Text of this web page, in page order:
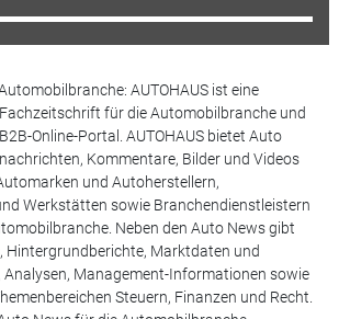
AUTOHAUS ist eine
für die Automobilbranche und
Online-Portal. AUTOHAUS bietet Auto
Kommentare, Bilder und Videos
und Autoherstellern,
Werkstätten sowie Branchendienstleistern
Neben den Auto News gibt
Hintergrundberichte, Marktdaten und
Analysen, Management-Informationen sowie
Steuern, Finanzen und Recht.